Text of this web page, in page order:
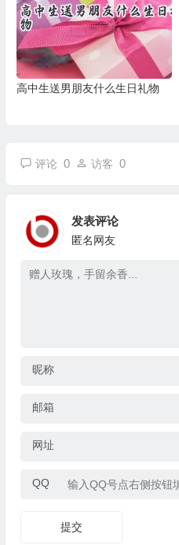
高中生送男朋友什么生日礼物
评论 0 访客 0
发表评论
匿名网友
昵称
邮箱
网址
QQ